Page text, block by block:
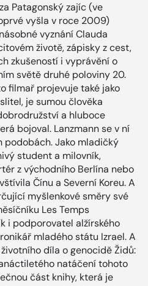
Patagonský zajíc (ve
vyšla v roce 2009)
vyznání Clauda
životě, zápisky z cest,
zkušeností i vyprávění o
světě druhé poloviny 20.
filmař projevuje také jako
je sumou člověka
a hluboce
bojoval. Lanzmann se v ní
podobách. Jako mladičký
student a milovník,
z východního Berlína nebo
Čínu a Severní Koreu. A
myšlenkové směry své
Les Temps
i podporovatel alžírského
mladého státu Izrael. A
díla o genocidě Židů:
natáčení tohoto
část knihy, která je